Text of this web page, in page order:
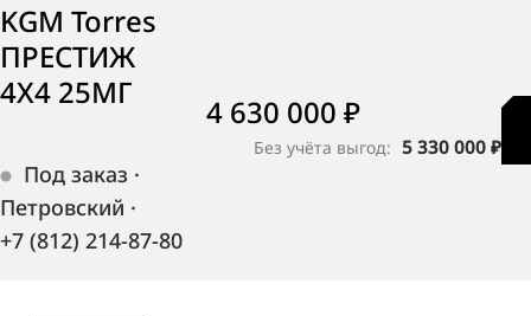
KGM Torres
ПРЕСТИЖ
4X4 25МГ
Под заказ ·
Петровский ·
+7 (812) 214-87-80
4 630 000 ₽
Без учёта выгод: 5 330 000 ₽